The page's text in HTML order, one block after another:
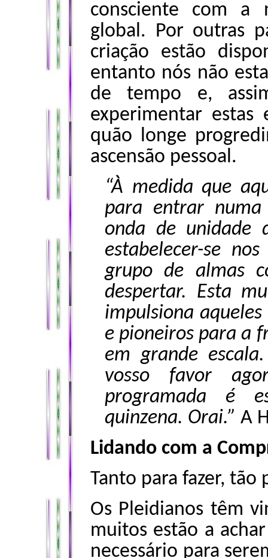
consciente com a
global. Por outras
criação estão
entanto nós não
de tempo e,
experimentar estas
quão longe
ascensão pessoal.
“À medida que
para entrar
onda de unidade
estabelecer-se
grupo de almas
despertar. Esta
impulsiona
e pioneiros para a
em grande
vosso favor
programada é
quinzena. Orai.” A
Lidando com a
Tanto para fazer, tão
Os Pleidianos têm
muitos estão a
necessário para